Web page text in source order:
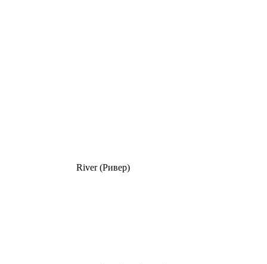
River (Ривер)